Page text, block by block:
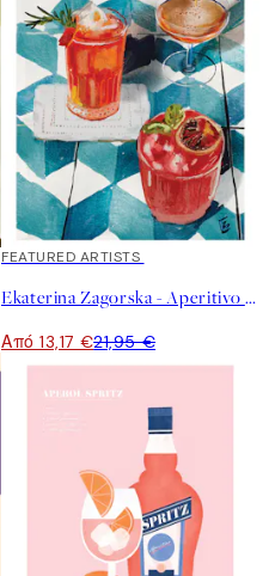
40%*
FEATURED ARTISTS
Ekaterina Zagorska - Aperitivo Poster
Από 13,17 €21,95 €